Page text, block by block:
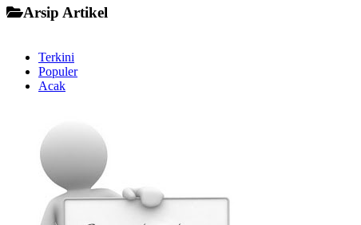
Arsip Artikel
Terkini
Populer
Acak